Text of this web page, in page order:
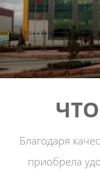
Благодаря
приобрела